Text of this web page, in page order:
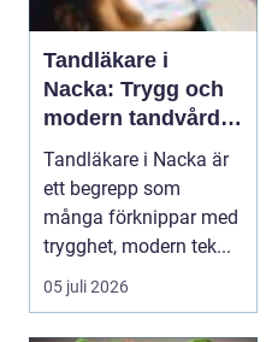
Tandläkare i
Nacka: Trygg och
modern tandvård
nära dig
Tandläkare i Nacka är
ett begrepp som
många förknippar med
trygghet, modern tek...
05 juli 2026